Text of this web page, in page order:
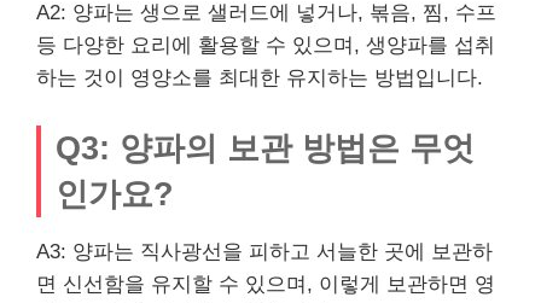
A2: 양파는 생으로 샐러드에 넣거나, 볶음, 찜, 수프
등 다양한 요리에 활용할 수 있으며, 생양파를 섭취
하는 것이 영양소를 최대한 유지하는 방법입니다.
Q3: 양파의 보관 방법은 무엇
인가요?
A3: 양파는 직사광선을 피하고 서늘한 곳에 보관하
면 신선함을 유지할 수 있으며, 이렇게 보관하면 영